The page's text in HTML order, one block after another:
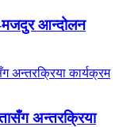
आन्दोलन
अन्तरक्रिया